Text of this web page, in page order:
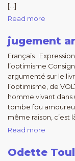
[…]
Read more
jugement
Français :
l’optimisme
argumenté sur le
l’optimisme, de
homme vivant dans
tombe fou
même raison, c’est
Read more
Odette